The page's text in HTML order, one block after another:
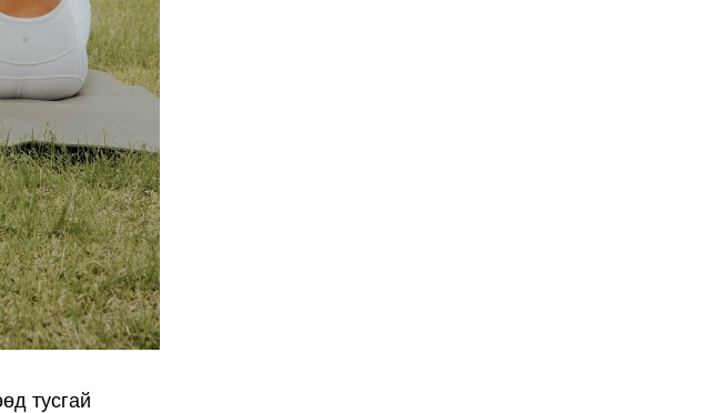
тусгай